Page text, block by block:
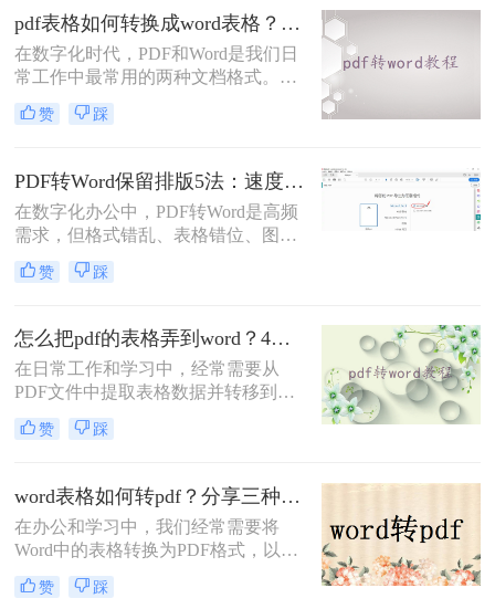
Word表格的转换。那么pdf的表格如
何转word呢？以下将详细介绍几种实
用的转换方法。
pdf表格如何转换成word表格？三种简单高效的方法！
在数字化时代，PDF和Word是我们日
常工作中最常用的两种文档格式。然
而，它们之间的转换并不总是那么简
单。特别是当我们需要将PDF中的表
量时间和精力。那么pdf表格如何转换
成word表格呢？本文将详细介绍三种
将PDF表格转换为Word表格的方法，
帮助您快速、准确地完成转换工作。
赞 踩
PDF转Word保留排版5法：速度优先还是排版优先？选择指南！
在数字化办公中，PDF转Word是高频
需求，但格式错乱、表格错位、图片
错位等问题频发。许多用户盲目使用
在线工具，导致文档返工重做。那么
于Windows 10/11系统实测，系统梳理
5种安全有效方法，明确标注每种方
案的适用边界与关键细节，助您高效
保留原排版，让文档转换不再是痛
点！
赞 踩
怎么把pdf的表格弄到word？4种方法分享给你!！
在日常工作和学习中，经常需要从
PDF文件中提取表格数据并转移到
Word文档中，以便进行进一步的编辑
或分析。虽然PDF格式因其稳定性和
取和编辑却相对复杂。不过，通过一
些方法，我们可以有效地将PDF中的
表格弄到Word中。那么怎么把pdf的
表格弄到word呢？以下是一些常用的
方法。
赞 踩
word表格如何转pdf？分享三种简单的方法！
在办公和学习中，我们经常需要将
Word中的表格转换为PDF格式，以便
于分享、保存或打印。PDF格式的文
件具有跨平台、不易修改且保持原始
赞 踩